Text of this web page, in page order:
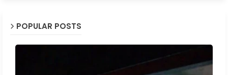
POPULAR POSTS